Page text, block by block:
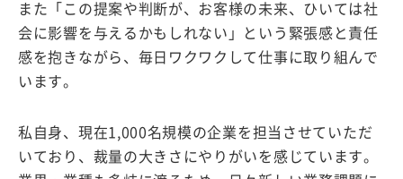
また「この提案や判断が、お客様の未来、ひいては社
会に影響を与えるかもしれない」という緊張感と責任
感を抱きながら、毎日ワクワクして仕事に取り組んで
います。
私自身、現在1,000名規模の企業を担当させていただ
いており、裁量の大きさにやりがいを感じています。